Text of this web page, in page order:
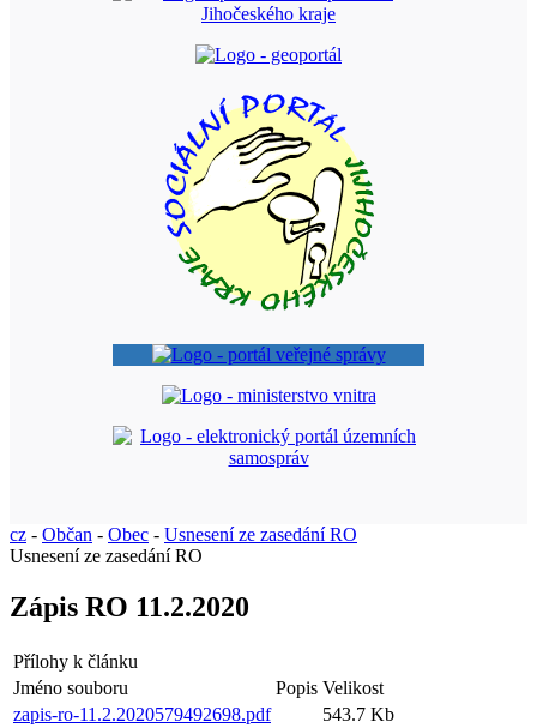
cz - Občan - Obec - Usnesení ze zasedání RO
Usnesení ze zasedání RO
Zápis RO 11.2.2020
Přílohy k článku
Jméno souboru
Popis Velikost
zapis-ro-11.2.2020579492698.pdf
543.7 Kb